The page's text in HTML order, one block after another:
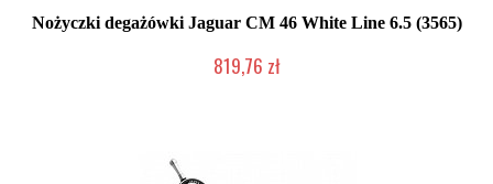
Nożyczki degażówki Jaguar CM 46 White Line 6.5 (3565)
819,76 zł